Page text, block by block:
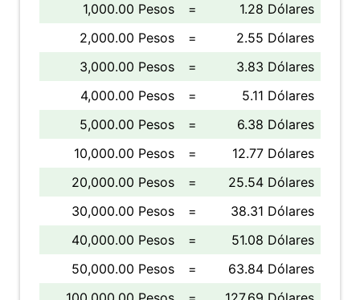
1,000.00 Pesos =
1.28 Dólares
2,000.00 Pesos
=
2.55 Dólares
3,000.00 Pesos
=
3.83 Dólares
4,000.00 Pesos
=
5.11 Dólares
5,000.00 Pesos
=
6.38 Dólares
10,000.00 Pesos
=
12.77 Dólares
20,000.00 Pesos
=
25.54 Dólares
30,000.00 Pesos
=
38.31 Dólares
40,000.00 Pesos
=
51.08 Dólares
50,000.00 Pesos
=
63.84 Dólares